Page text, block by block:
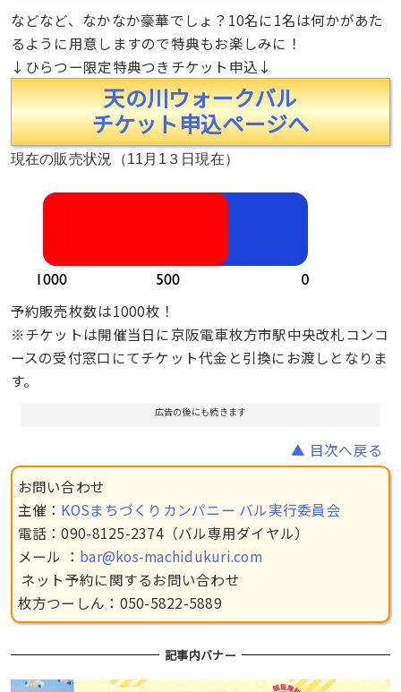
などなど、なかなか豪華でしょ？10名に1名は何かがあた
るように用意しますので特典もお楽しみに！
↓ひらつー限定特典つきチケット申込↓
天の川ウォークバル
チケット申込ページへ
現在の販売状況（11月1３日現在）
予約販売枚数は1000枚！
※チケットは開催当日に京阪電車枚方市駅中央改札コンコ
ースの受付窓口にてチケット代金と引換にお渡しとなりま
す。
広告の後にも続きます
▲ 目次へ戻る
お問い合わせ
主催： KOSまちづくりカンパニー バル実行委員会
電話：090-8125-2374（バル専用ダイヤル）
メール ： bar@kos-machidukuri.com
ネット予約に関するお問い合わせ
枚方つーしん：050-5822-5889
記事内バナー